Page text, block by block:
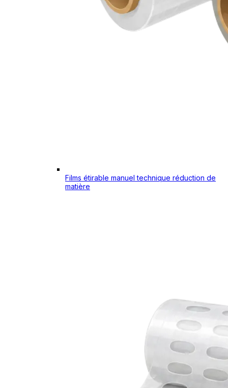
Films étirable manuel technique réduction de
matière